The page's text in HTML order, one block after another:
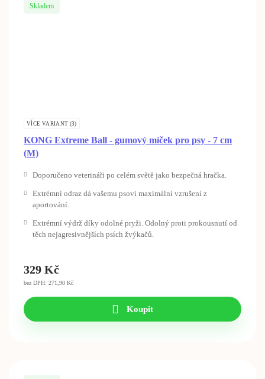
VÍCE VARIANT (3)
KONG Extreme Ball - gumový míček pro psy - 7 cm
(M)
Skladem
Doporučeno veterináři po celém světě jako bezpečná hračka.
Extrémní odraz dá vašemu psovi maximální vzrušení z
aportování.
Extrémní výdrž díky odolné pryži. Odolný proti prokousnutí od
těch nejagresivnějších psích žvýkačů.
329 Kč
bez DPH: 271,90 Kč
Koupit